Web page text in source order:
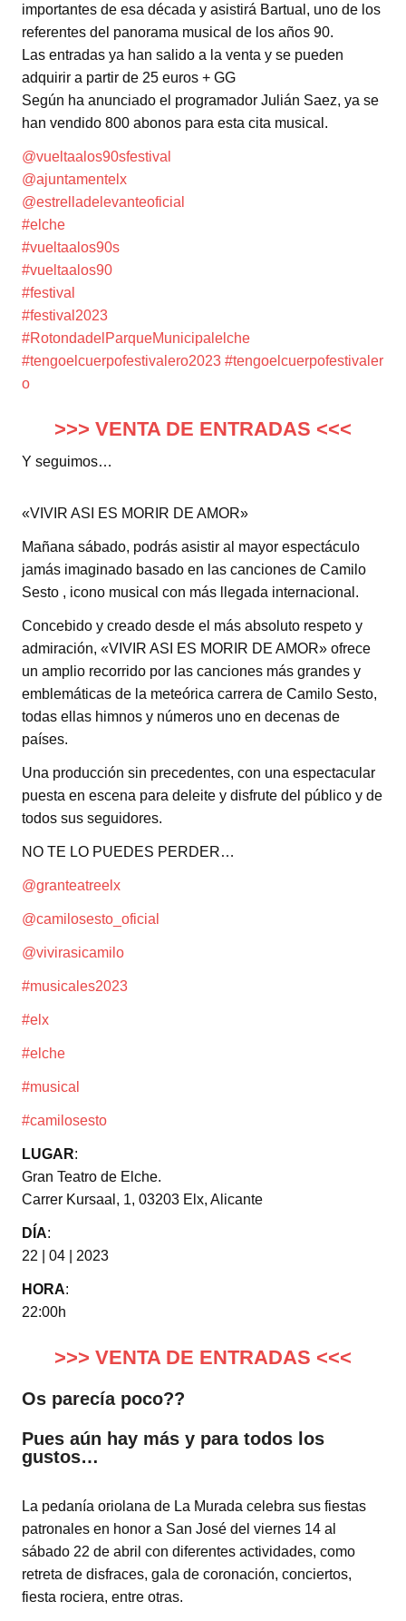
importantes de esa década y asistirá Bartual, uno de los
referentes del panorama musical de los años 90.
Las entradas ya han salido a la venta y se pueden
adquirir a partir de 25 euros + GG
Según ha anunciado el programador Julián Saez, ya se
han vendido 800 abonos para esta cita musical.
@vueltaalos90sfestival
@ajuntamentelx
@estrelladelevanteoficial
#elche
#vueltaalos90s
#vueltaalos90
#festival
#festival2023
#RotondadelParqueMunicipalelche
#tengoelcuerpofestivalero2023 #tengoelcuerpofestivaler
o
>>> VENTA DE ENTRADAS <<<
Y seguimos…
«VIVIR ASI ES MORIR DE AMOR»
Mañana sábado, podrás asistir al mayor espectáculo
jamás imaginado basado en las canciones de Camilo
Sesto , icono musical con más llegada internacional.
Concebido y creado desde el más absoluto respeto y
admiración, «VIVIR ASI ES MORIR DE AMOR» ofrece
un amplio recorrido por las canciones más grandes y
emblemáticas de la meteórica carrera de Camilo Sesto,
todas ellas himnos y números uno en decenas de
países.
Una producción sin precedentes, con una espectacular
puesta en escena para deleite y disfrute del público y de
todos sus seguidores.
NO TE LO PUEDES PERDER…
@granteatreelx
@camilosesto_oficial
@vivirasicamilo
#musicales2023
#elx
#elche
#musical
#camilosesto
LUGAR:
Gran Teatro de Elche.
Carrer Kursaal, 1, 03203 Elx, Alicante
DÍA:
22 | 04 | 2023
HORA:
22:00h
>>> VENTA DE ENTRADAS <<<
Os parecía poco??
Pues aún hay más y para todos los
gustos…
La pedanía oriolana de La Murada celebra sus fiestas
patronales en honor a San José del viernes 14 al
sábado 22 de abril con diferentes actividades, como
retreta de disfraces, gala de coronación, conciertos,
fiesta rociera, entre otras.